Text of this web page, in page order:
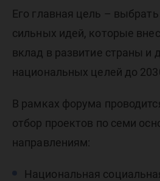
для
Его главная цель –
сильных идей, которые
вклад в развитие страны и
национальных целей до
В рамках форума
отбор проектов по семи
направлениям:
Национальная